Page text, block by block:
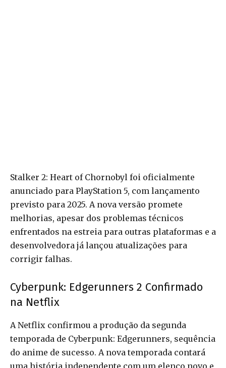
Stalker 2: Heart of Chornobyl foi oficialmente
anunciado para PlayStation 5, com lançamento
previsto para 2025. A nova versão promete
melhorias, apesar dos problemas técnicos
enfrentados na estreia para outras plataformas e a
desenvolvedora já lançou atualizações para
corrigir falhas.
Cyberpunk: Edgerunners 2 Confirmado
na Netflix
A Netflix confirmou a produção da segunda
temporada de Cyberpunk: Edgerunners, sequência
do anime de sucesso. A nova temporada contará